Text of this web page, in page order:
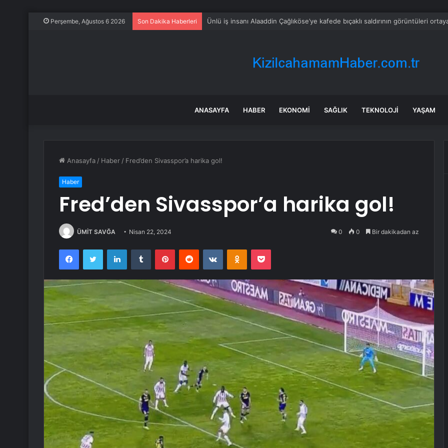
Perşembe, Ağustos 6 2026 Son Dakika Haberleri Türkiye’nin 11 ilinin altından altın fışkıracak
ANASAYFA HABER EKONOMI SAĞLIK TEKNOLOJI YAŞAM
Anasayfa / Haber / Fred’den Sivasspor’a harika gol!
Haber
Fred’den Sivasspor’a harika gol!
ÜMİT SAVĞA Nisan 22, 2024 0 0 Bir dakikadan az
FacebookTwitter LinkedInTumblr PinterestReddit VKontakteOdnoklassniki
Pocket